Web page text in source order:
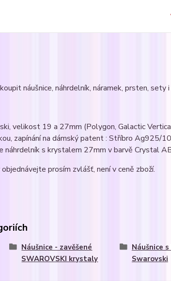
náušnice, náhrdelník, náramek, prsten, sety
velikost 19 a 27mm (Polygon, Galactic
zapínání na dámský patent : Stříbro Ag925/
náhrdelník s krystalem 27mm v barvě Crystal
prosím zvlášť, není v ceně zboží.
Náušnice - zavěšené
SWAROVSKI krystaly
Náušnice
Swarovski